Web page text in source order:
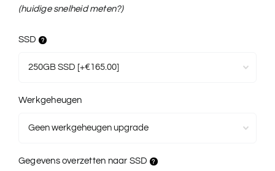
(huidige snelheid meten?)
SSD
Werkgeheugen
Gegevens overzetten naar SSD